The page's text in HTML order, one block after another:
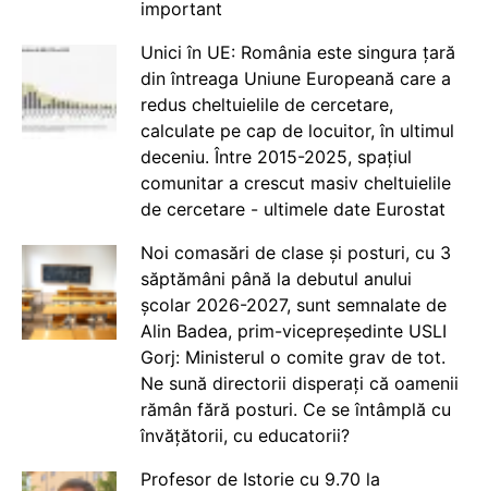
important
Unici în UE: România este singura țară
din întreaga Uniune Europeană care a
redus cheltuielile de cercetare,
calculate pe cap de locuitor, în ultimul
deceniu. Între 2015-2025, spațiul
comunitar a crescut masiv cheltuielile
de cercetare - ultimele date Eurostat
Noi comasări de clase și posturi, cu 3
săptămâni până la debutul anului
școlar 2026-2027, sunt semnalate de
Alin Badea, prim-vicepreședinte USLI
Gorj: Ministerul o comite grav de tot.
Ne sună directorii disperați că oamenii
rămân fără posturi. Ce se întâmplă cu
învățătorii, cu educatorii?
Profesor de Istorie cu 9.70 la